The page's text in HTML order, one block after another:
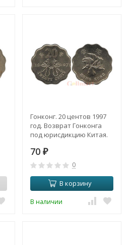
Гонконг. 20 центов 1997
год. Возврат Гонконга
под юрисдикцию Китая.
70 ₽
0
В корзину
В наличии